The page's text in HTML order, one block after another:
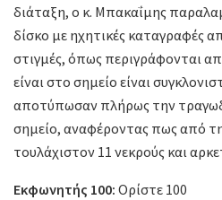
διάταξη, ο κ. Μπακαΐμης
δίσκο με ηχητικές καταγραφές
στιγμές, όπως περιγράφονται
είναι στο σημείο είναι
αποτύπωσαν πλήρως την
σημείο, αναφέροντας πως από
τουλάχιστον 11 νεκρούς και
Εκφωνητής 100: Ορίστε 100